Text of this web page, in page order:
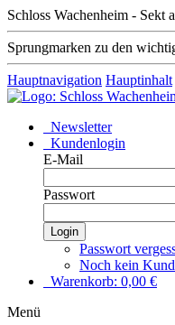
Schloss Wachenheim - Sekt
Sprungmarken zu den
Hauptnavigation Hauptinhalt
Newsletter
Kundenlogin
E-Mail
Passwort
Login
Passwort
Noch kein
Warenkorb: 0,00 €
Menü